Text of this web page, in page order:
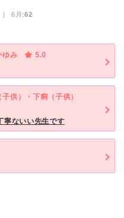
| 6月:62
ゆみ
5.0
供）・下痢（子供）
寧ないい先生です